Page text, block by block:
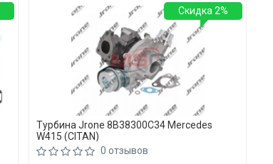
Турбина Jrone 8B38300C34 Mercedes
W415 (CITAN)
0 отзывов
Скидка 2%